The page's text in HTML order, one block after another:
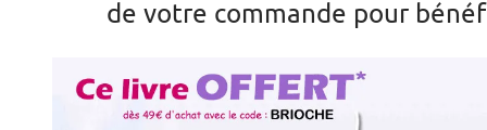
de votre commande pour